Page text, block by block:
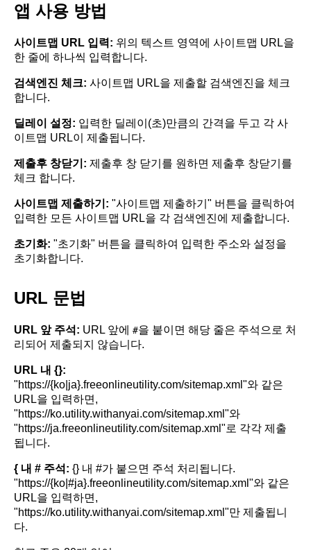
앱 사용 방법
사이트맵 URL 입력: 위의 텍스트 영역에 사이트맵 URL을
한 줄에 하나씩 입력합니다.
검색엔진 체크: 사이트맵 URL을 제출할 검색엔진을 체크
합니다.
딜레이 설정: 입력한 딜레이(초)만큼의 간격을 두고 각 사
이트맵 URL이 제출됩니다.
제출후 창닫기: 제출후 창 닫기를 원하면 제출후 창닫기를
체크 합니다.
사이트맵 제출하기: "사이트맵 제출하기" 버튼을 클릭하여
입력한 모든 사이트맵 URL을 각 검색엔진에 제출합니다.
초기화: "초기화" 버튼을 클릭하여 입력한 주소와 설정을
초기화합니다.
URL 문법
URL 앞 주석: URL 앞에 #을 붙이면 해당 줄은 주석으로 처
리되어 제출되지 않습니다.
URL 내 {}:
"https://{ko|ja}.freeonlineutility.com/sitemap.xml"와 같은
URL을 입력하면,
"https://ko.utility.withanyai.com/sitemap.xml"와
"https://ja.freeonlineutility.com/sitemap.xml"로 각각 제출
됩니다.
{ 내 # 주석: {} 내 #가 붙으면 주석 처리됩니다.
"https://{ko|#ja}.freeonlineutility.com/sitemap.xml"와 같은
URL을 입력하면,
"https://ko.utility.withanyai.com/sitemap.xml"만 제출됩니
다.